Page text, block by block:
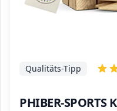
PHIBER-
Qualitäts-Tipp